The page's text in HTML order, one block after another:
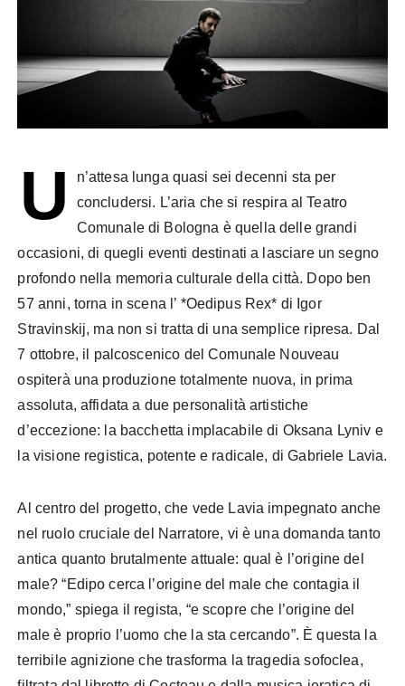
U
n’attesa lunga quasi sei decenni sta per
concludersi. L’aria che si respira al Teatro
Comunale di Bologna è quella delle grandi
occasioni, di quegli eventi destinati a lasciare un segno
profondo nella memoria culturale della città. Dopo ben
57 anni, torna in scena l’ *Oedipus Rex* di Igor
Stravinskij, ma non si tratta di una semplice ripresa. Dal
7 ottobre, il palcoscenico del Comunale Nouveau
ospiterà una produzione totalmente nuova, in prima
assoluta, affidata a due personalità artistiche
d’eccezione: la bacchetta implacabile di Oksana Lyniv e
la visione registica, potente e radicale, di Gabriele Lavia.
Al centro del progetto, che vede Lavia impegnato anche
nel ruolo cruciale del Narratore, vi è una domanda tanto
antica quanto brutalmente attuale: qual è l’origine del
male? “Edipo cerca l’origine del male che contagia il
mondo,” spiega il regista, “e scopre che l’origine del
male è proprio l’uomo che la sta cercando”. È questa la
terribile agnizione che trasforma la tragedia sofoclea,